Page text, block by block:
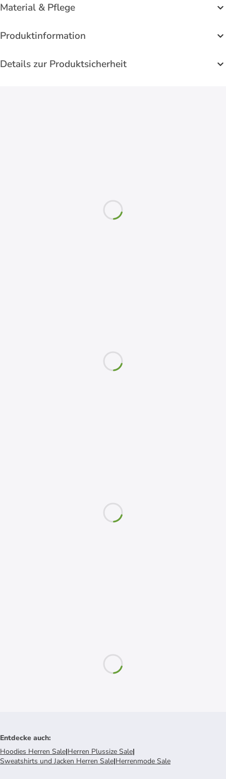
Material & Pflege
Produktinformation
Details zur Produktsicherheit
Entdecke auch:
Hoodies Herren Sale|Herren Plussize Sale|
Sweatshirts und Jacken Herren Sale|Herrenmode Sale